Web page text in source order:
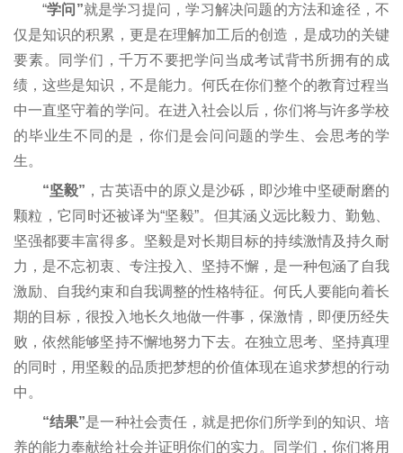
“学问”就是学习提问，学习解决问题的方法和途径，不
仅是知识的积累，更是在理解加工后的创造，是成功的关键
要素。同学们，千万不要把学问当成考试背书所拥有的成
绩，这些是知识，不是能力。何氏在你们整个的教育过程当
中一直坚守着的学问。在进入社会以后，你们将与许多学校
的毕业生不同的是，你们是会问问题的学生、会思考的学
生。
“坚毅” ，古英语中的原义是沙砾，即沙堆中坚硬耐磨的
颗粒，它同时还被译为“坚毅”。但其涵义远比毅力、勤勉、
坚强都要丰富得多。坚毅是对长期目标的持续激情及持久耐
力，是不忘初衷、专注投入、坚持不懈，是一种包涵了自我
激励、自我约束和自我调整的性格特征。何氏人要能向着长
期的目标，很投入地长久地做一件事，保激情，即便历经失
败，依然能够坚持不懈地努力下去。在独立思考、坚持真理
的同时，用坚毅的品质把梦想的价值体现在追求梦想的行动
中。
“结果”是一种社会责任，就是把你们所学到的知识、培
养的能力奉献给社会并证明你们的实力。同学们，你们将用